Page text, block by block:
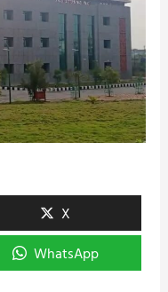
X
WhatsApp